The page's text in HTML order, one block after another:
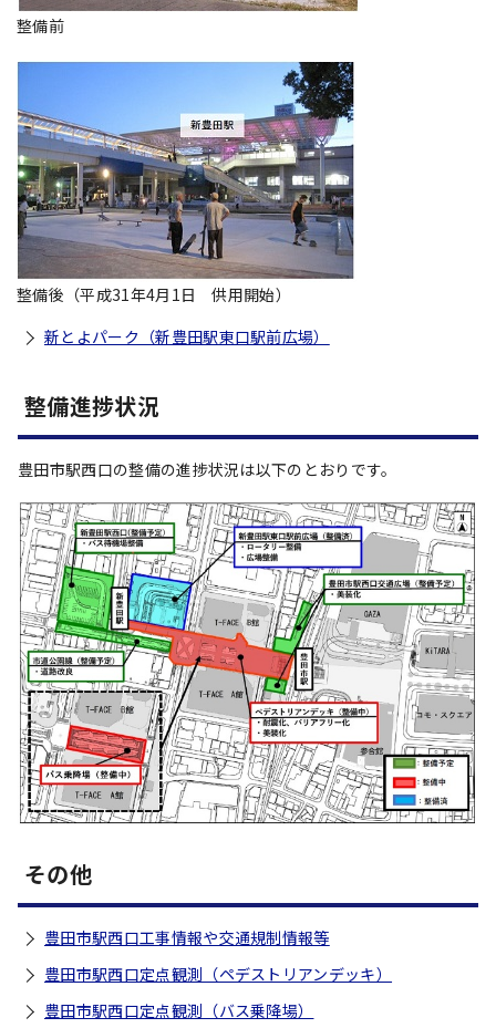
整備前
整備後（平成31年4月1日 供用開始）
新とよパーク（新豊田駅東口駅前広場）
整備進捗状況
豊田市駅西口の整備の進捗状況は以下のとおりです。
その他
豊田市駅西口工事情報や交通規制情報等
豊田市駅西口定点観測（ペデストリアンデッキ）
豊田市駅西口定点観測（バス乗降場）